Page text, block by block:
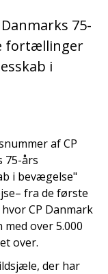
75-
fortællinger
i
af CP
75-års
i bevægelse"
fra de første
CP Danmark
over 5.000
over.
der har